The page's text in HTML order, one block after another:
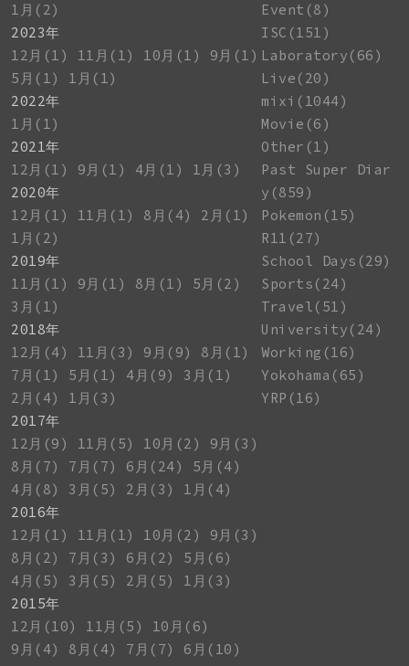
1月(2)
2023年
12月(1)
11月(1) 10月(1)
9月(1)
5月(1)
1月(1)
2022年
1月(1)
2021年
12月(1)
9月(1) 4月(1)
1月(3)
2020年
12月(1)
11月(1) 8月(4)
2月(1)
1月(2)
2019年
11月(1)
9月(1) 8月(1)
5月(2)
3月(1)
2018年
12月(4)
11月(3) 9月(9)
8月(1)
7月(1)
5月(1) 4月(9)
3月(1)
2月(4)
1月(3)
2017年
12月(9)
11月(5) 10月(2)
9月(3)
8月(7)
7月(7) 6月(24)
5月(4)
4月(8)
3月(5) 2月(3)
1月(4)
2016年
12月(1)
11月(1) 10月(2)
9月(3)
8月(2)
7月(3) 6月(2)
5月(6)
4月(5)
3月(5) 2月(5)
1月(3)
2015年
12月(10)
11月(5)
10月(6)
9月(4)
8月(4) 7月(7)
6月(10)
Event(8)
ISC(151)
Laboratory(66)
Live(20)
mixi(1044)
Movie(6)
Other(1)
Past Super Diar
y(859)
Pokemon(15)
R11(27)
School Days(29)
Sports(24)
Travel(51)
University(24)
Working(16)
Yokohama(65)
YRP(16)